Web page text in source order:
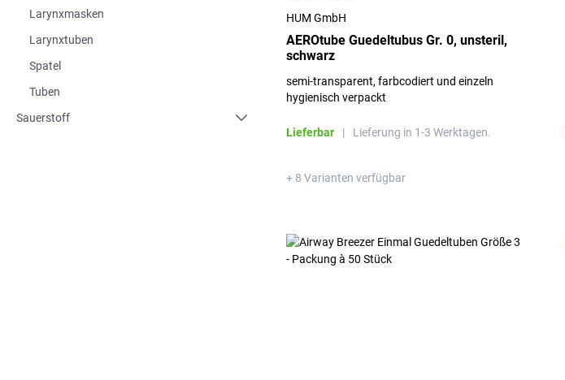
Larynxmasken
Larynxtuben
Spatel
Tuben
Sauerstoff
HUM GmbH
AEROtube Guedeltubus Gr. 0, unsteril,
schwarz
semi-transparent, farbcodiert und einzeln
hygienisch verpackt
Lieferbar | Lieferung in 1-3 Werktagen.
+ 8 Varianten verfügbar